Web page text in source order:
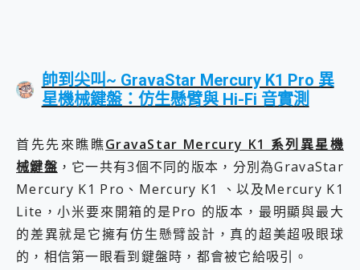
帥到尖叫~ GravaStar Mercury K1 Pro 異
星機械鍵盤：仿生懸臂與 Hi-Fi 音實測
首先先來瞧瞧GravaStar Mercury K1 系列異星機
械鍵盤 ，它一共有3個不同的版本，分別為GravaStar
Mercury K1 Pro、Mercury K1 、以及Mercury K1
Lite，小米要來開箱的是Pro 的版本，最明顯與最大
的差異就是它擁有仿生懸臂設計，真的超美超吸眼球
的，相信第一眼看到鍵盤時，都會被它給吸引。